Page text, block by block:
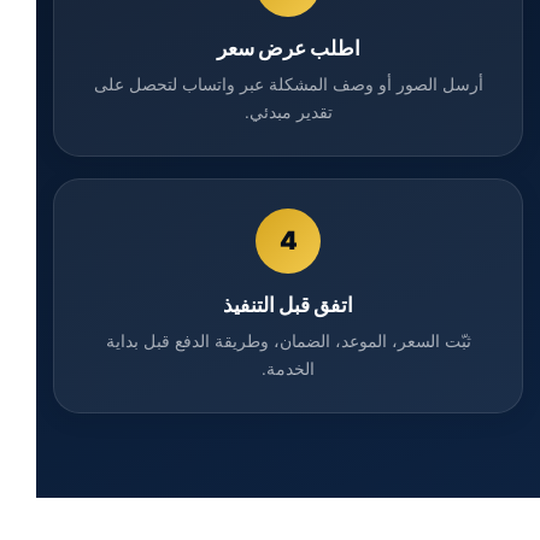
اطلب عرض سعر
أرسل الصور أو وصف المشكلة عبر واتساب لتحصل على
تقدير مبدئي.
4
اتفق قبل التنفيذ
ثبّت السعر، الموعد، الضمان، وطريقة الدفع قبل بداية
الخدمة.